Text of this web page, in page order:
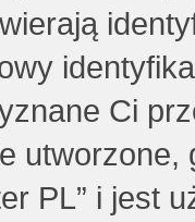
Ci
PL” i jest